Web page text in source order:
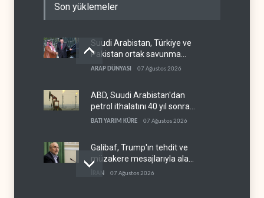
Son yüklemeler
Suudi Arabistan, Türkiye ve
Pakistan ortak savunma
anlaşması imzaladı
ARAP DÜNYASI 07 Ağustos 2026
ABD, Suudi Arabistan'dan
petrol ithalatını 40 yıl sonra
ilk kez durdurdu
BATI YARIM KÜRE 07 Ağustos 2026
Galibaf, Trump'ın tehdit ve
müzakere mesajlarıyla alay
İRAN 07 Ağustos 2026